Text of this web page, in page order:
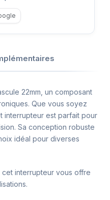
22mm, un composant
Que vous soyez
interrupteur est parfait pour
Sa conception robuste
idéal pour diverses
interrupteur vous offre